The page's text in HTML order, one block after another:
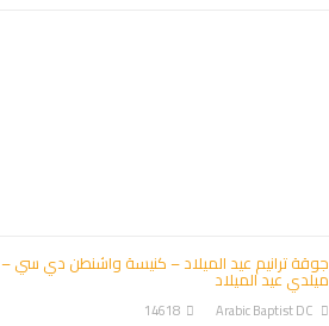
جوقة ترانيم عيد الميلاد – كنيسة واشنطن دي سي –
ميلدي عيد الميلاد
Arabic Baptist DC
14618